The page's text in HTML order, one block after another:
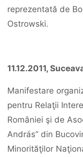
reprezentată de
Ostrowski.
11.12.2011,
Manifestare
pentru Relaţii
României şi de
András” din
Minorităţilor